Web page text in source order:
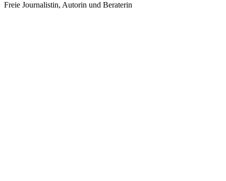
Freie Journalistin, Autorin und Beraterin